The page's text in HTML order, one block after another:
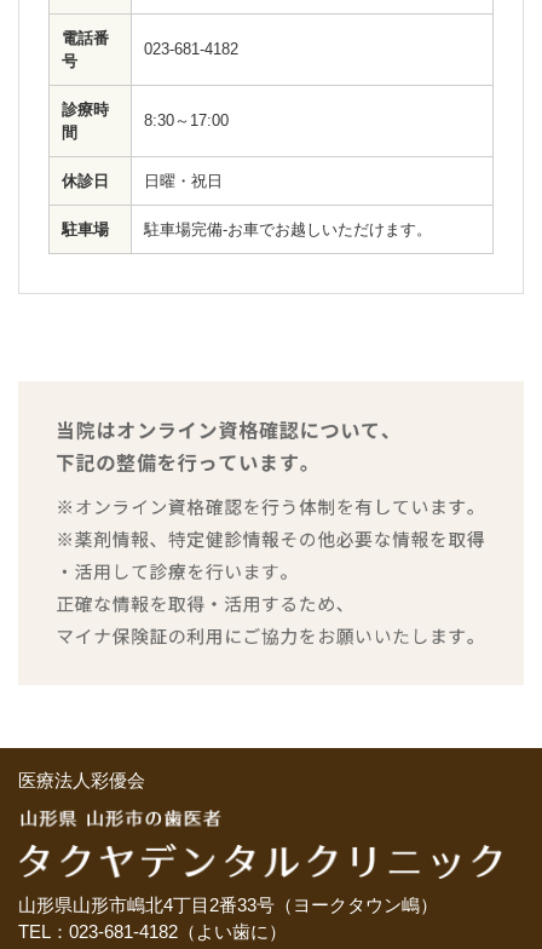
電話番
号
023-681-4182
診療時
間
8:30～17:00
休診日 日曜・祝日
駐車場 駐車場完備-お車でお越しいただけます。
医療法人彩優会
山形県山形市嶋北4丁目2番33号（ヨークタウン嶋）
TEL：023-681-4182（よい歯に）